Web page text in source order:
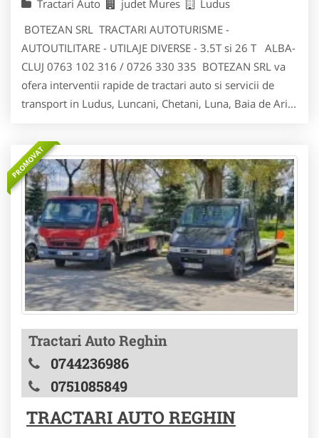
Tractari Auto judet Mures
Ludus
BOTEZAN SRL TRACTARI AUTOTURISME -
AUTOUTILITARE - UTILAJE DIVERSE - 3.5T si 26 T ALBA-
CLUJ 0763 102 316 / 0726 330 335 BOTEZAN SRL va
ofera interventii rapide de tractari auto si servicii de
transport in Ludus, Luncani, Chetani, Luna, Baia de Ari...
PROMOVAT
Tractari Auto Reghin
0744236986
0751085849
TRACTARI AUTO REGHIN